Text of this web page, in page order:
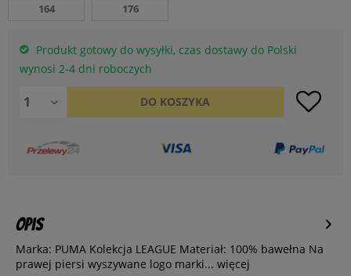
164 176
Produkt gotowy do wysyłki, czas dostawy do Polski
wynosi 2-4 dni roboczych
DO KOSZYKA
Opis
Marka: PUMA Kolekcja LEAGUE Materiał: 100% bawełna Na
prawej piersi wyszywane logo marki... więcej